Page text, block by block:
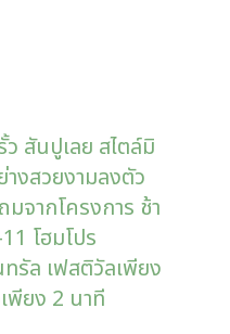
ว สันปูเลย สไตล์มิ
งสวยงามลงตัว
จากโครงการ ช้า
โฮมโปร
รัล เฟสติวัลเพียง
พียง 2 นาที